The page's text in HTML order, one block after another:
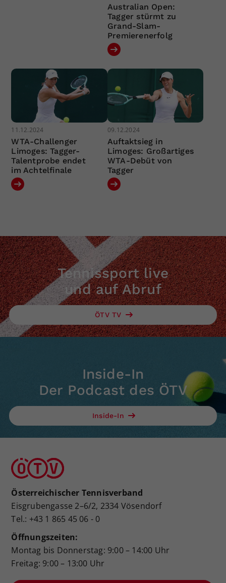
Australian Open:
Tagger stürmt zu
Grand-Slam-
Premierenerfolg
11.12.2024
WTA-Challenger
Limoges: Tagger-
Talentprobe endet
im Achtelfinale
09.12.2024
Auftaktsieg in
Limoges: Großartiges
WTA-Debüt von
Tagger
Tennissport live
und auf Abruf
ÖTV TV
Inside-In
Der Podcast des ÖTV
Inside-In
Österreichischer Tennisverband
Eisgrubengasse 2–6/2, 2334 Vösendorf
Tel.: +43 1 865 45 06 - 0
Öffnungszeiten:
Montag bis Donnerstag: 9:00 – 14:00 Uhr
Freitag: 9:00 – 13:00 Uhr